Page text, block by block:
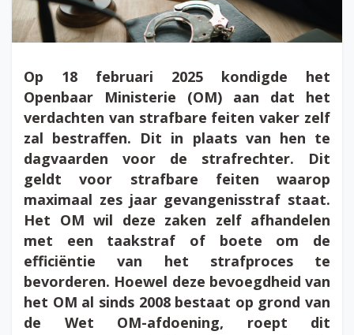
Op 18 februari 2025 kondigde het
Openbaar Ministerie (OM) aan dat het
verdachten van strafbare feiten vaker zelf
zal bestraffen. Dit in plaats van hen te
dagvaarden voor de strafrechter. Dit
geldt voor strafbare feiten waarop
maximaal zes jaar gevangenisstraf staat.
Het OM wil deze zaken zelf afhandelen
met een taakstraf of boete om de
efficiëntie van het strafproces te
bevorderen. Hoewel deze bevoegdheid van
het OM al sinds 2008 bestaat op grond van
de Wet OM-afdoening, roept dit